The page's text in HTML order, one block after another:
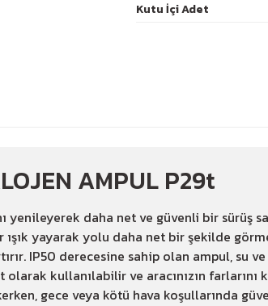
Kutu İçi Adet
AMPUL P29t
yenileyerek daha net ve güvenli bir
yayarak yolu daha net bir şekilde
IP50 derecesine sahip olan ampul, su
kullanılabilir ve aracınızın
gece veya kötü hava koşullarında